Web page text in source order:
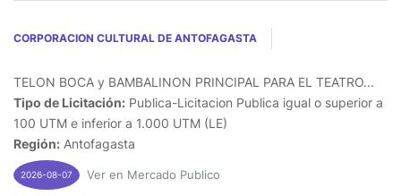
CORPORACION CULTURAL DE ANTOFAGASTA
TELON BOCA y BAMBALINON PRINCIPAL PARA EL TEATRO...
Tipo de Licitación: Publica-Licitacion Publica igual o superior a
100 UTM e inferior a 1.000 UTM (LE)
Región: Antofagasta
2026-08-07 Ver en Mercado Publico